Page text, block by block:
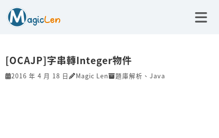
[OCAJP]字串轉Integer物件
2016 年 4 月 18 日 Magic Len 題庫解析 、 Java